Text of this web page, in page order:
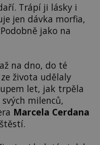
Trápí ji lásky i
jen dávka morfia,
jako na
na dno, do té
života udělaly
let, jak trpěla
milenců,
Marcela Cerdana